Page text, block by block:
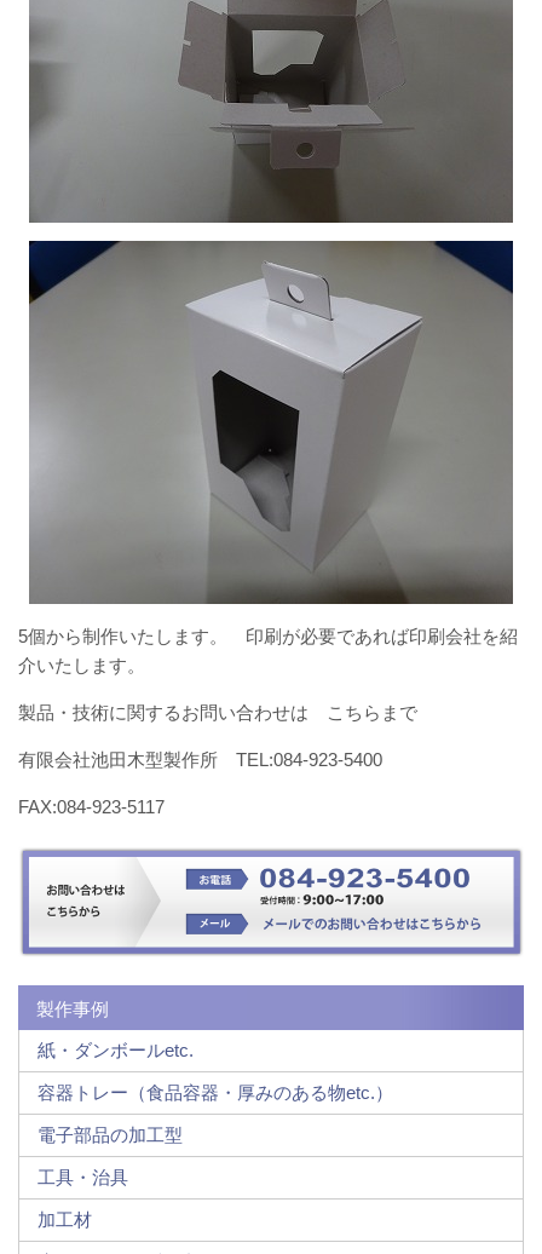
5個から制作いたします。 印刷が必要であれば印刷会社を紹
介いたします。
製品・技術に関するお問い合わせは こちらまで
有限会社池田木型製作所 TEL:084-923-5400
FAX:084-923-5117
製作事例
紙・ダンボールetc.
容器トレー（食品容器・厚みのある物etc.）
電子部品の加工型
工具・治具
加工材